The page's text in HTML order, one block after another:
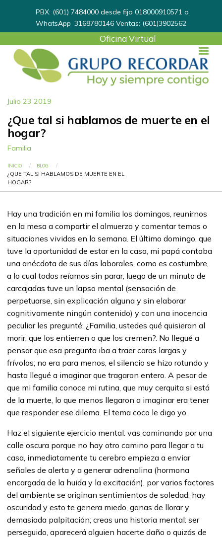
PBX: (601) 7484000 desde fijo 018000910571 o
WhatsApp 3168780146Ventas: (601)3902562
User
menu
Oficina Virtual
Julio 23 2019
¿Que tal si hablamos de muerte en el
hogar?
Familia
Ruta de navegación
INICIO BLOG
CURRENT:
¿QUE TAL SI HABLAMOS DE MUERTE EN EL
HOGAR?
Hay una tradición en mi familia los domingos, reunirnos
en la mesa a compartir el almuerzo y comentar temas o
situaciones vividas en la semana. El último domingo, que
tuve la oportunidad de estar en la casa, mi papá contaba
una anécdota de sus días laborales, como es costumbre,
a lo cual todos reíamos sin parar, luego de un minuto de
carcajadas tuve un lapso mental (sensación de
perpetuarse, sin explicación alguna y sin elaborar
cognitivamente ningún contenido) y con una inocencia
peculiar les pregunté: ¿Familia, ustedes qué quisieran al
morir, que los entierren o que los cremen?. No llegué a
pensar que esa pregunta iba a traer caras largas y
frívolas; no era para menos, el silencio se hizo rotundo y
hasta llegué a imaginar que tragaron entero. A pesar de
que mi familia conoce mi rutina, que muy cerquita si está
de la muerte, lo que menos llegaron a imaginar era tener
que responder ese dilema. El tema coco le digo yo.
Haz el siguiente ejercicio mental: vas caminando por una
calle oscura porque no hay otro camino para llegar a tu
casa, inmediatamente tu cerebro empieza a enviar
señales de alerta y a generar adrenalina (hormona
encargada de la huida y la excitación), por varios factores
del ambiente se originan sentimientos de soledad, hay
oscuridad y esto te genera miedo, ganas de llorar y
demasiada palpitación; creas una historia mental: ser
perseguido, aparecerá alguien hacerte daño o quizás de